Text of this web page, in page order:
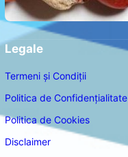
Legale
Termeni și Condiții
Politica de Confidențialitate
Politica de Cookies
Disclaimer